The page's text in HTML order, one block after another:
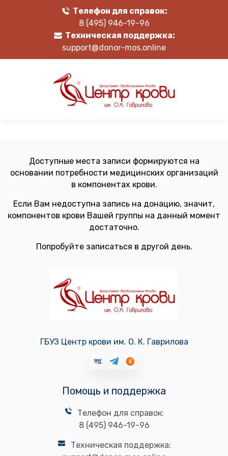
Телефон для справок:
8 (495) 946-19-96
Техническая поддержка:
support@donor-mos.online
Доступные места записи формируются на
основании потребности медицинских организаций
в компонентах крови.
Если Вам недоступна запись на донацию, значит,
компонентов крови Вашей группы на данный момент
достаточно.
Попробуйте записаться в другой день.
ГБУЗ Центр крови им. О. К. Гаврилова
Помощь и поддержка
Телефон для справок:
8 (495) 946-19-96
Техническая поддержка: